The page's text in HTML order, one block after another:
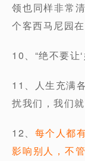
领也同样非常
个客西马尼园
10、“绝不要让
11、人生充满
扰我们，我们
12、 每个人都
影响别人，不